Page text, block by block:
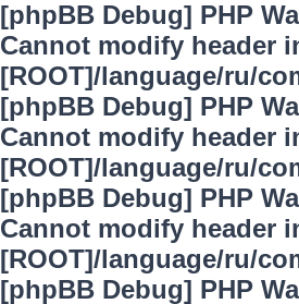
[phpBB Debug] PHP
Cannot modify header
[ROOT]/language/ru/
[phpBB Debug] PHP
Cannot modify header
[ROOT]/language/ru/
[phpBB Debug] PHP
Cannot modify header
[ROOT]/language/ru/
[phpBB Debug] PHP